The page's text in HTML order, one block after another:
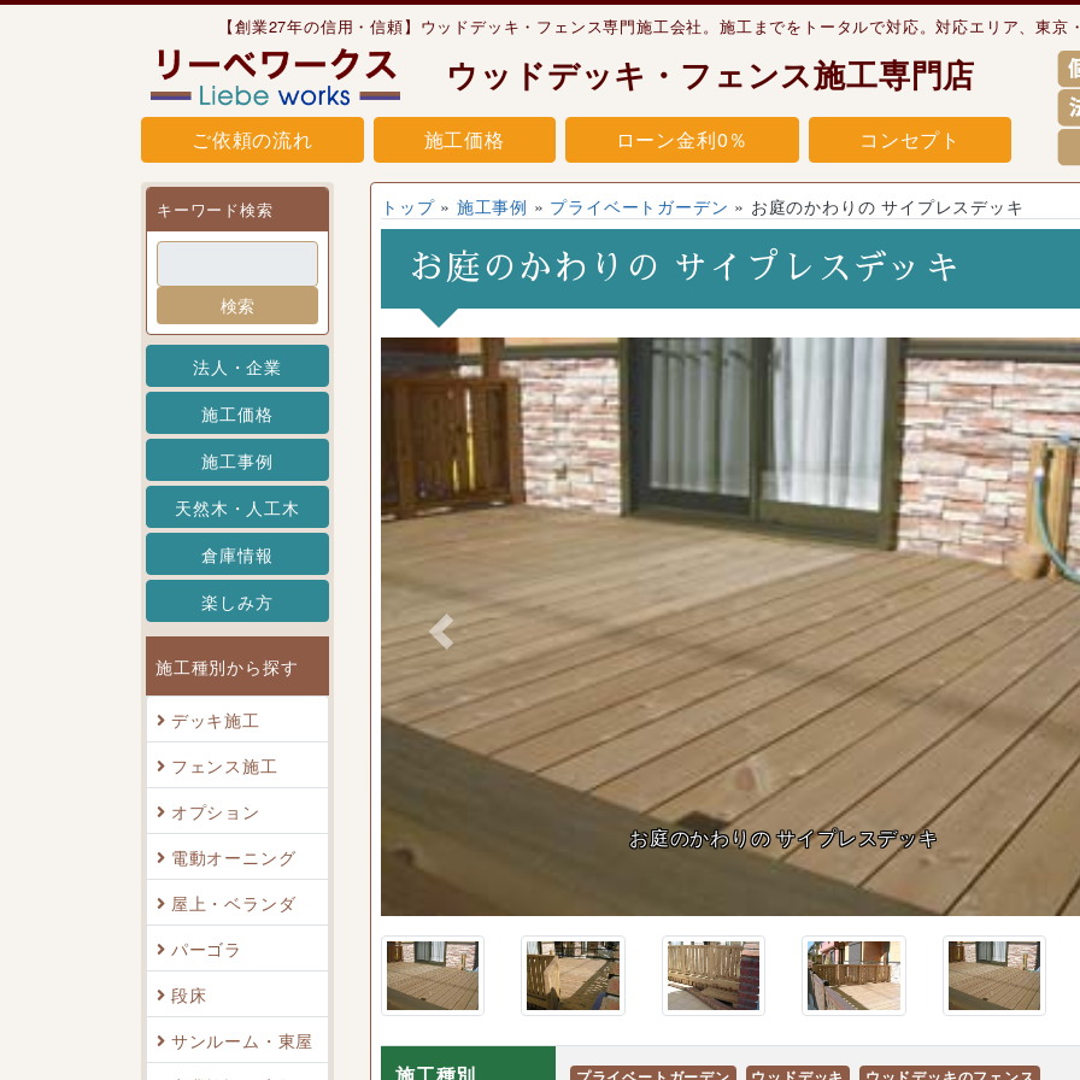
【創業27年の信用・信頼】ウッドデッキ・フェンス専門施工会社。施工までをトータルで対応。対応エリア、東
ウッドデッキ・フェンス施工専門店
ご依頼の流れ 施工価格 ローン金利0％ コンセプト
キーワード検索
検索
法人・企業
施工価格
施工事例
天然木・人工木
倉庫情報
楽しみ方
施工種別から探す
デッキ施工
フェンス施工
オプション
電動オーニング
屋上・ベランダ
パーゴラ
段床
サンルーム・東屋
トップ» 施工事例 » プライベートガーデン » お庭のかわりの サイプレスデッキ
お庭のかわりの サイプレスデッキ
サイプレスデッキ
Previous